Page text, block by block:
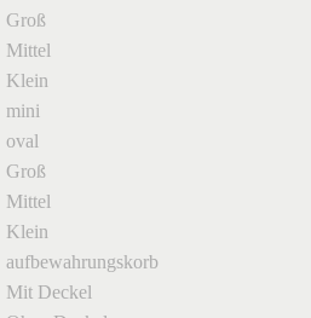
Groß
Mittel
Klein
mini
oval
Groß
Mittel
Klein
aufbewahrungskorb
Mit Deckel